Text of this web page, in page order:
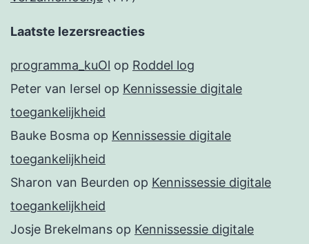
Laatste lezersreacties
programma_kuOl op Roddel log
Peter van Iersel op Kennissessie digitale
toegankelijkheid
Bauke Bosma op Kennissessie digitale
toegankelijkheid
Sharon van Beurden op Kennissessie digitale
toegankelijkheid
Josje Brekelmans op Kennissessie digitale